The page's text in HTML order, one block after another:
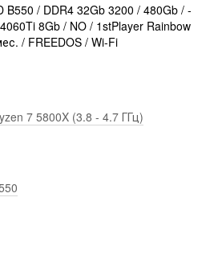
B550 / DDR4 32Gb 3200 / 480Gb / -
8Gb / NO / 1stPlayer Rainbow
/ FREEDOS / Wi-Fi
7 5800X (3.8 - 4.7 ГГц)